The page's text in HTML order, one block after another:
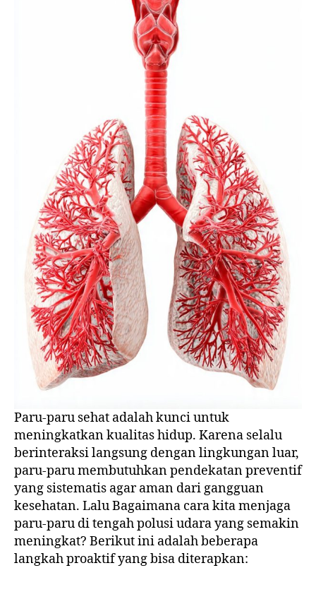
Paru-paru sehat adalah kunci untuk
meningkatkan kualitas hidup. Karena selalu
berinteraksi langsung dengan lingkungan luar,
paru-paru membutuhkan pendekatan preventif
yang sistematis agar aman dari gangguan
kesehatan. Lalu Bagaimana cara kita menjaga
paru-paru di tengah polusi udara yang semakin
meningkat? Berikut ini adalah beberapa
langkah proaktif yang bisa diterapkan: